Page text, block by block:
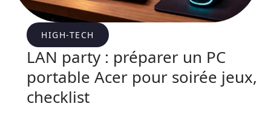
HIGH-TECH
LAN party : préparer un PC
portable Acer pour soirée jeux,
checklist